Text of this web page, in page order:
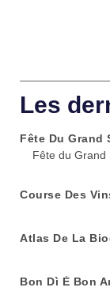
Les
Fête Du Grand
Fête du Grand
Course Des
Atlas De La
Bon Dì È Bon